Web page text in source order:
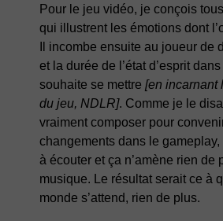
Pour le jeu vidéo, je conçois
qui illustrent les émotions dont
Il incombe ensuite au joueur de
et la durée de l’état d’esprit
souhaite se mettre [en incarnant
du jeu, NDLR]. Comme je le
vraiment composer pour
changements dans le gameplay,
à écouter et ça n’amène rien de
musique. Le résultat serait ce à
monde s’attend, rien de plus.